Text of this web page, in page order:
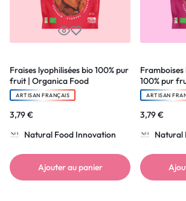
Fraises lyophilisées bio 100% pur
fruit | Organica Food
ARTISAN FRANÇAIS
3,79€
Natural Food Innovation
Ajouter au panier
Framboises
100% pur
ARTISAN
3,79€
Natural